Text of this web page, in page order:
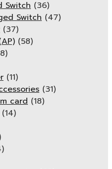
Switch (36)
Switch (47)
(37)
(58)
(11)
(31)
card (18)
(14)